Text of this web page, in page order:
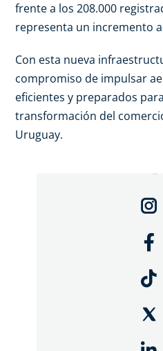
frente a los 208.000
representa un incremento
Con esta nueva
compromiso de impulsar
eficientes y preparados
transformación del
Uruguay.